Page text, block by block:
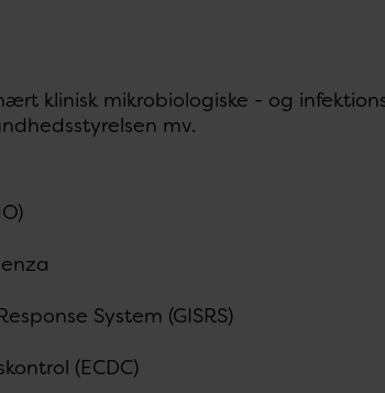
klinisk mikrobiologiske - og
mv.
System (GISRS)
(ECDC)